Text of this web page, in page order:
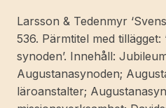
kyrkan
i
Nordamerika
Augustanasynoden,
egnas
Larsson & Tedenmyr
536. Pärmtitel med
synoden’. Innehåll:
Augustanasynoden;
läroanstalter;